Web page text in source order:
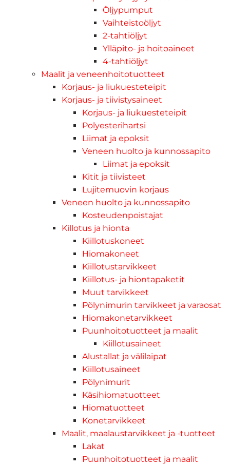
Öljypumput
Vaihteistoöljyt
2-tahtiöljyt
Ylläpito- ja hoitoaineet
4-tahtiöljyt
Maalit ja veneenhoitotuotteet
Korjaus- ja liukuesteteipit
Korjaus- ja tiivistysaineet
Korjaus- ja liukuesteteipit
Polyesterihartsi
Liimat ja epoksit
Veneen huolto ja kunnossapito
Liimat ja epoksit
Kitit ja tiivisteet
Lujitemuovin korjaus
Veneen huolto ja kunnossapito
Kosteudenpoistajat
Killotus ja hionta
Kiillotuskoneet
Hiomakoneet
Kiillotustarvikkeet
Kiillotus- ja hiontapaketit
Muut tarvikkeet
Pölynimurin tarvikkeet ja varaosat
Hiomakonetarvikkeet
Puunhoitotuotteet ja maalit
Kiillotusaineet
Alustallat ja välilaipat
Kiillotusaineet
Pölynimurit
Käsihiomatuotteet
Hiomatuotteet
Konetarvikkeet
Maalit, maalaustarvikkeet ja -tuotteet
Lakat
Puunhoitotuotteet ja maalit